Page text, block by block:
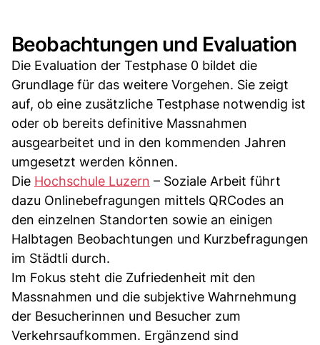
Beobachtungen und Evaluation
Die Evaluation der Testphase 0 bildet die
Grundlage für das weitere Vorgehen. Sie zeigt
auf, ob eine zusätzliche Testphase notwendig ist
oder ob bereits definitive Massnahmen
ausgearbeitet und in den kommenden Jahren
umgesetzt werden können.
Die Hochschule Luzern – Soziale Arbeit führt
dazu Onlinebefragungen mittels QRCodes an
den einzelnen Standorten sowie an einigen
Halbtagen Beobachtungen und Kurzbefragungen
im Städtli durch.
Im Fokus steht die Zufriedenheit mit den
Massnahmen und die subjektive Wahrnehmung
der Besucherinnen und Besucher zum
Verkehrsaufkommen. Ergänzend sind